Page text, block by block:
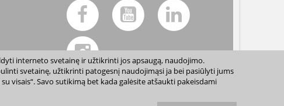
sutikimo draudžiama. |
interneto svetainę ir užtikrinti jos apsaugą, naudojimo.
svetainę, užtikrinti patogesnį naudojimąsi ja bei pasiūlyti jums
visais“. Savo sutikimą bet kada galėsite atšaukti pakeisdami